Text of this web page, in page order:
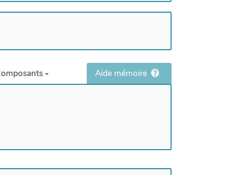
Aide mémoire